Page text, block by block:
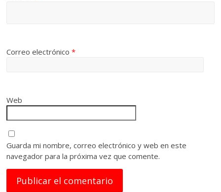
Correo electrónico*
Web
Guarda mi nombre, correo electrónico y web en este
navegador para la próxima vez que comente.